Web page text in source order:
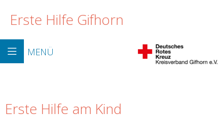
Erste Hilfe Gifhorn
MENÜ
Erste Hilfe am Kind